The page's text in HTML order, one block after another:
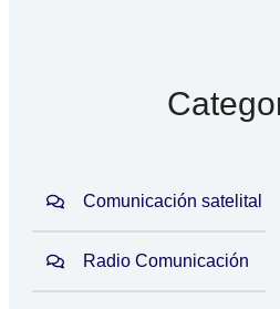
Comunicación satelital
Radio Comunicación